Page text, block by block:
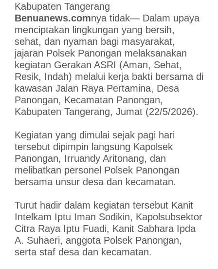
Kabupaten Tangerang
Benuanews.comnya tidak— Dalam upaya
menciptakan lingkungan yang bersih,
sehat, dan nyaman bagi masyarakat,
jajaran Polsek Panongan melaksanakan
kegiatan Gerakan ASRI (Aman, Sehat,
Resik, Indah) melalui kerja bakti bersama di
kawasan Jalan Raya Pertamina, Desa
Panongan, Kecamatan Panongan,
Kabupaten Tangerang, Jumat (22/5/2026).
Kegiatan yang dimulai sejak pagi hari
tersebut dipimpin langsung Kapolsek
Panongan, Irruandy Aritonang, dan
melibatkan personel Polsek Panongan
bersama unsur desa dan kecamatan.
Turut hadir dalam kegiatan tersebut Kanit
Intelkam Iptu Iman Sodikin, Kapolsubsektor
Citra Raya Iptu Fuadi, Kanit Sabhara Ipda
A. Suhaeri, anggota Polsek Panongan,
serta staf desa dan kecamatan.